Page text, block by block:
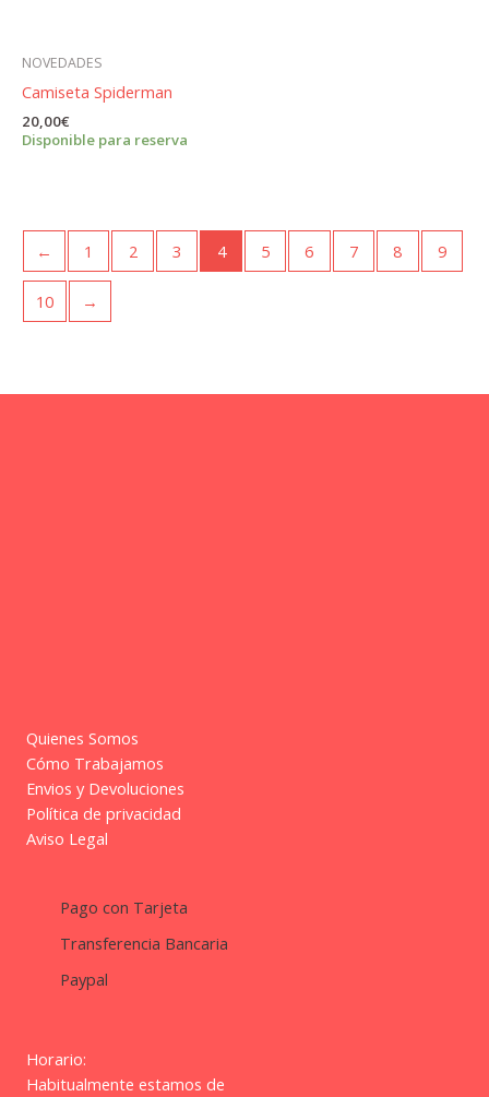
NOVEDADES
Camiseta Spiderman
20,00€
Disponible para reserva
← 1 2 3 4 5 6 7 8 9
10 →
Quienes Somos
Cómo Trabajamos
Envios y Devoluciones
Política de privacidad
Aviso Legal
Pago con Tarjeta
Transferencia Bancaria
Paypal
Horario:
Habitualmente estamos de